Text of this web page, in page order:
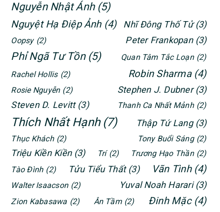
Nguyễn Nhật Ánh (5)
Nguyệt Hạ Điệp Ảnh (4) Nhĩ Đông Thố Tử (3)
Oopsy (2) Peter Frankopan (3)
Phỉ Ngã Tư Tồn (5) Quan Tâm Tắc Loạn (2)
Rachel Hollis (2) Robin Sharma (4)
Rosie Nguyễn (2) Stephen J. Dubner (3)
Steven D. Levitt (3) Thanh Ca Nhất Mảnh (2)
Thích Nhất Hạnh (7) Thập Tứ Lang (3)
Thục Khách (2) Tony Buổi Sáng (2)
Triệu Kiền Kiền (3) Trí (2) Trương Hạo Thần (2)
Tào Đình (2) Tửu Tiểu Thất (3) Vãn Tình (4)
Walter Isaacson (2) Yuval Noah Harari (3)
Zion Kabasawa (2) Ân Tầm (2) Đinh Mặc (4)